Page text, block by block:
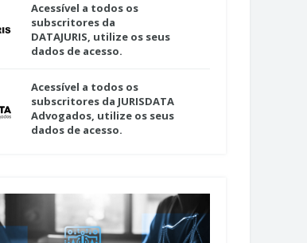
Acessível a todos os
subscritores da
DATAJURIS, utilize os seus
dados de acesso.
Acessível a todos os
subscritores da JURISDATA
Advogados, utilize os seus
dados de acesso.